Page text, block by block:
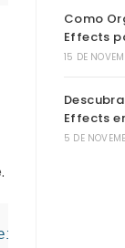
Como
Effects
15 DE
Effects
5 DE